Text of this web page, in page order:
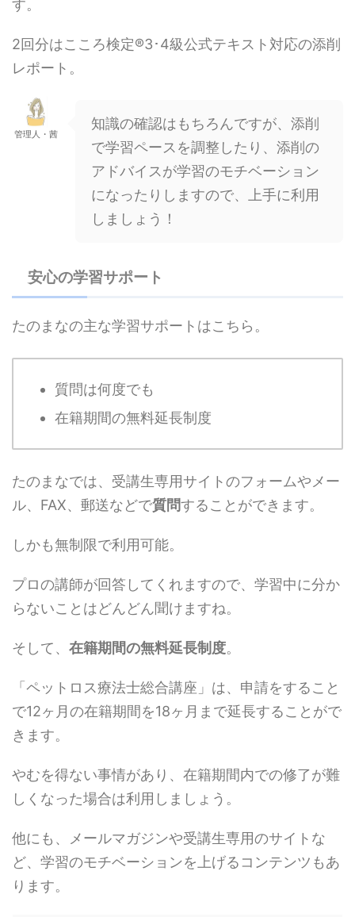
す。
2回分はこころ検定®3･4級公式テキスト対応の添削
レポート。
管理人・茜
知識の確認はもちろんですが、添削
で学習ペースを調整したり、添削の
アドバイスが学習のモチベーション
になったりしますので、上手に利用
しましょう！
安心の学習サポート
たのまなの主な学習サポートはこちら。
質問は何度でも
在籍期間の無料延長制度
たのまなでは、受講生専用サイトのフォームやメー
ル、FAX、郵送などで質問することができます。
しかも無制限で利用可能。
プロの講師が回答してくれますので、学習中に分か
らないことはどんどん聞けますね。
そして、 在籍期間の無料延長制度。
「ペットロス療法士総合講座」は、申請をすること
で12ヶ月の在籍期間を18ヶ月まで延長することがで
きます。
やむを得ない事情があり、在籍期間内での修了が難
しくなった場合は利用しましょう。
他にも、メールマガジンや受講生専用のサイトな
ど、学習のモチベーションを上げるコンテンツもあ
ります。